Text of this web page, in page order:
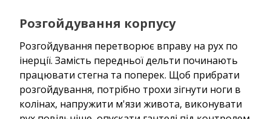
Розгойдування корпусу
Розгойдування перетворює вправу на рух по
інерції. Замість передньої дельти починають
працювати стегна та поперек. Щоб прибрати
розгойдування, потрібно трохи зігнути ноги в
колінах, напружити м'язи живота, виконувати